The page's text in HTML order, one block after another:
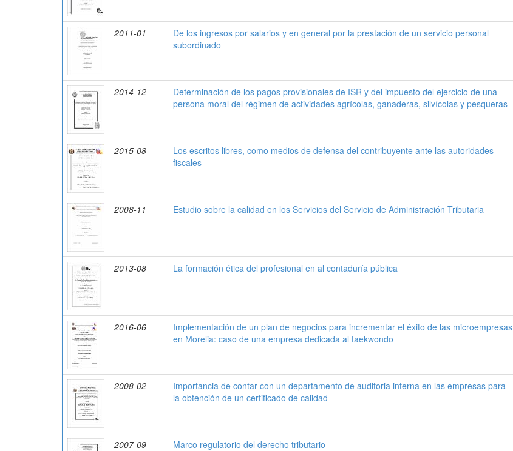
2011-01
De los ingresos por salarios y en general por la prestación de un servicio personal
subordinado
2014-12
Determinación de los pagos provisionales de ISR y del impuesto del ejercicio de una
persona moral del régimen de actividades agrícolas, ganaderas, silvícolas y pesqueras
2015-08
Los escritos libres, como medios de defensa del contribuyente ante las autoridades
fiscales
2008-11 Estudio sobre la calidad en los Servicios del Servicio de Administración Tributaria
2013-08 La formación ética del profesional en al contaduría pública
2016-06
Implementación de un plan de negocios para incrementar el éxito de las microempresas
en Morelia: caso de una empresa dedicada al taekwondo
2008-02
Importancia de contar con un departamento de auditoria interna en las empresas para
la obtención de un certificado de calidad
2007-09 Marco regulatorio del derecho tributario